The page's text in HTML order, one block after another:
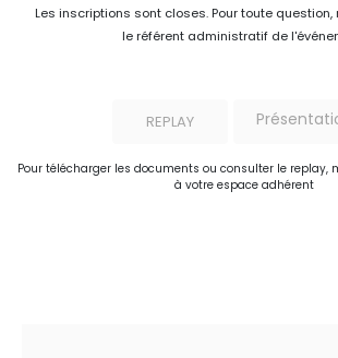
Les inscriptions sont closes. Pour toute
le référent administratif de
REPLAY
Pour télécharger les documents ou consulter le replay,
à votre espace adhérent